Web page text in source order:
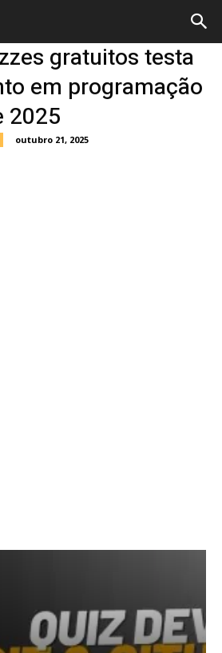
gratuitos testa
em programação
2025
outubro 21, 2025